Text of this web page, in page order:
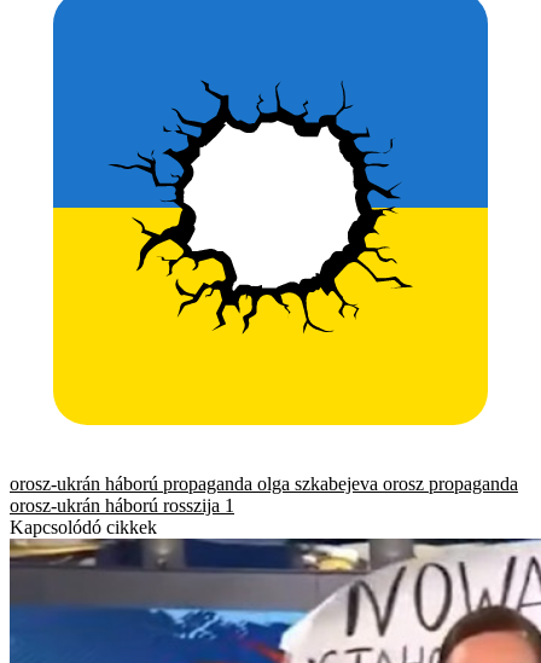
orosz-ukrán háború propaganda olga szkabejeva orosz propaganda
orosz-ukrán háború rosszija 1
Kapcsolódó cikkek